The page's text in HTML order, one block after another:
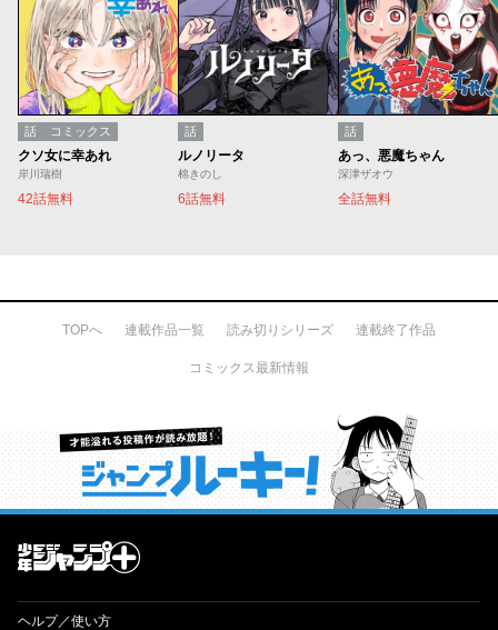
話 コミックス
クソ女に幸あれ
岸川瑞樹
42話無料
話
ルノリータ
棉きのし
6話無料
話
あっ、悪魔ちゃん
深津ザオウ
全話無料
TOPへ 連載作品一覧 読み切りシリーズ 連載終了作品
コミックス最新情報
才能溢れる投稿作が読み放題！ ジャンプルーキー！
ヘルプ／使い方